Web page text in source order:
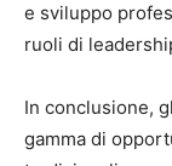
e sviluppo
ruoli di
In conclusione,
gamma di